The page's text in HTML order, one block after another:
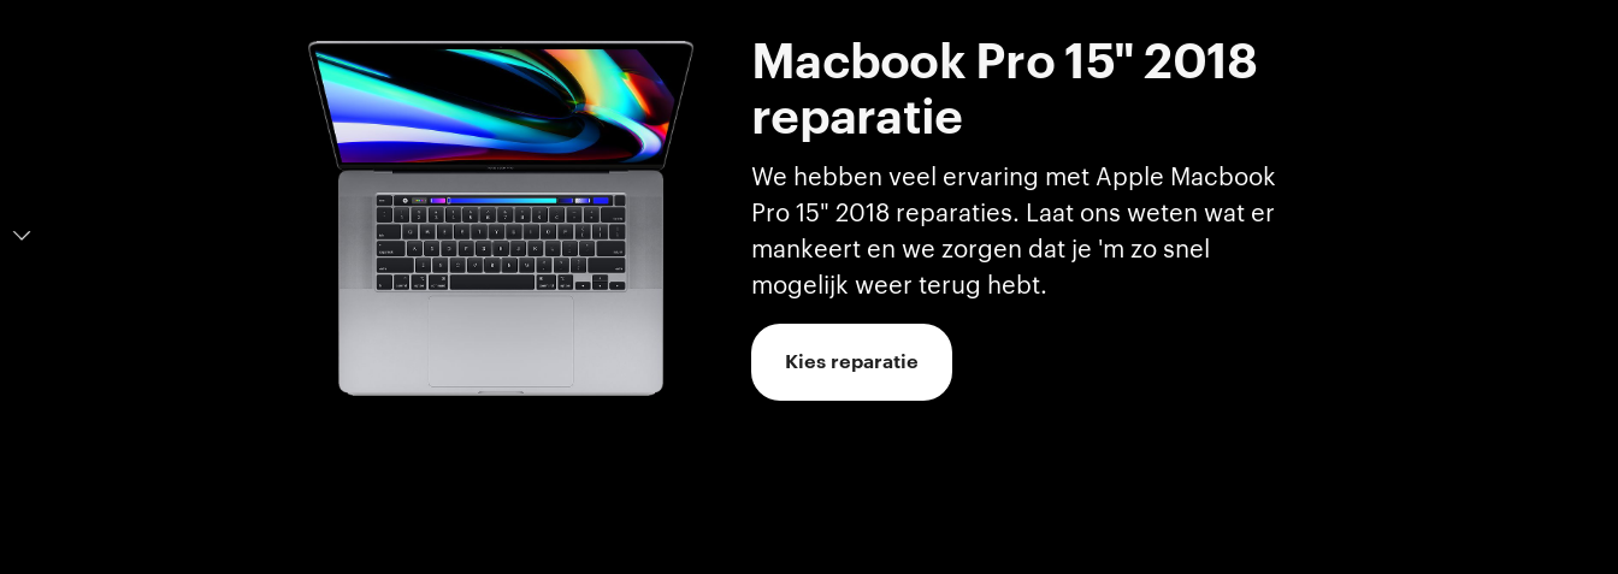
Macbook Pro 15" 2018
reparatie
We hebben veel ervaring met Apple Macbook
Pro 15" 2018 reparaties. Laat ons weten wat er
mankeert en we zorgen dat je 'm zo snel
mogelijk weer terug hebt.
Kies reparatie